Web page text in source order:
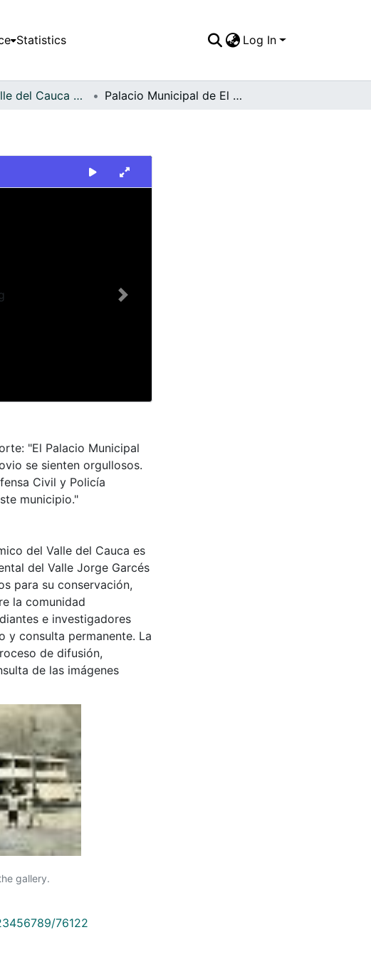
Statistics Log In
FFDO - Valle del Cauca - Patrimonial Palacio Municipal de El Dovio
Next
"El Palacio Municipal
se sienten orgullosos.
Civil y Policía
municipio."
del Valle del Cauca es
del Valle Jorge Garcés
para su conservación,
la comunidad
e investigadores
y consulta permanente. La
de difusión,
de las imágenes
gallery.
76122